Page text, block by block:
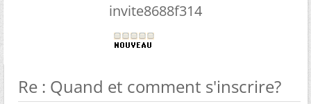
invite8688f314
Re : Quand et comment s'inscrire?